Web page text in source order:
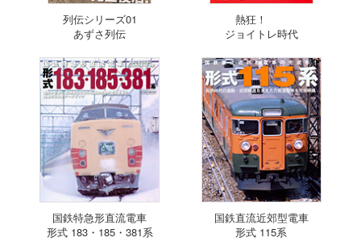
列伝シリーズ01
あずさ列伝
熱狂！
ジョイトレ時代
国鉄特急形直流電車
形式 183・185・381系
国鉄直流近郊型電車
形式 115系